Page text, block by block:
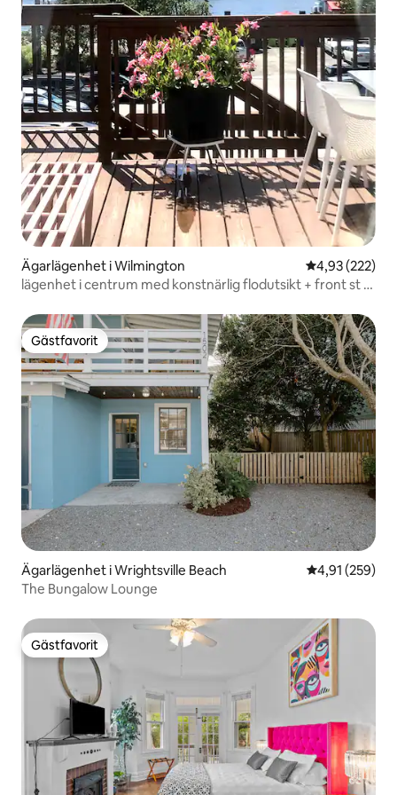
Ägarlägenhet i Wilmington 4,93 av 5 i
4,93 (222)
lägenhet i centrum med konstnärlig flodutsikt + front st +
Gästfavorit
Gästfavorit
Ägarlägenhet i Wrightsville Beach 4,91 av 5 i
4,91 (259)
The Bungalow Lounge
Gästfavorit
Gästfavorit